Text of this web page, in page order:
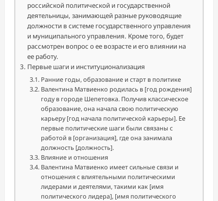
российской политической и государственной
деятельницы, занимающей разные руководящие
должности в системе государственного управления
и муниципального управления. Кроме того, будет
рассмотрен вопрос о ее возрасте и его влиянии на
ее работу.
Первые шаги и институционализация
Ранние годы, образование и старт в политике
Валентина Матвиенко родилась в [год рождения]
году в городе Шепетовка. Получив классическое
образование, она начала свою политическую
карьеру [год начала политической карьеры]. Ее
первые политические шаги были связаны с
работой в [организация], где она занимала
должность [должность].
Влияние и отношения
Валентина Матвиенко имеет сильные связи и
отношения с влиятельными политическими
лидерами и деятелями, такими как [имя
политического лидера], [имя политического